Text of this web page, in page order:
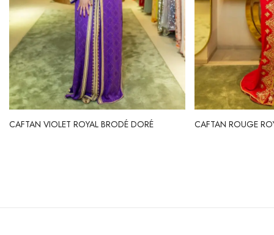
CAFTAN VIOLET ROYAL BRODÉ DORÉ CAFTAN ROUGE